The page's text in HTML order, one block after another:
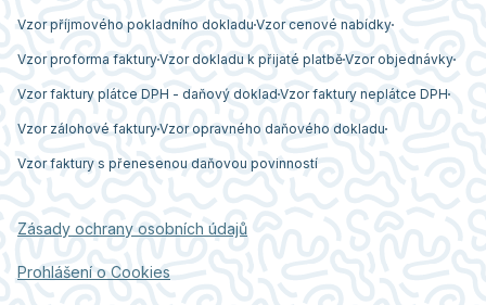
Vzor příjmového pokladního dokladu Vzor cenové nabídky
Vzor proforma fakturyVzor dokladu k přijaté platběVzor objednávky
Vzor faktury plátce DPH - daňový doklad Vzor faktury neplátce DPH
Vzor zálohové fakturyVzor opravného daňového dokladu
Vzor faktury s přenesenou daňovou povinností
Zásady ochrany osobních údajů
Prohlášení o Cookies